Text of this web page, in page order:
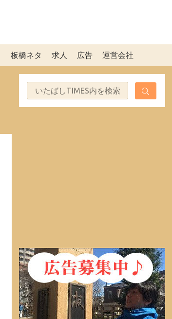
板橋ネタ 求人 広告 運営会社